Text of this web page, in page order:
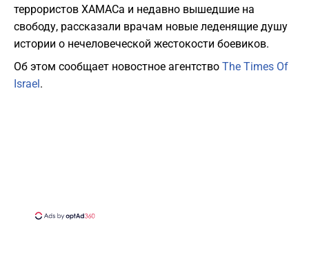
террористов ХАМАСа и недавно вышедшие на
свободу, рассказали врачам новые леденящие душу
истории о нечеловеческой жестокости боевиков.
Об этом сообщает новостное агентство The Times Of
Israel .